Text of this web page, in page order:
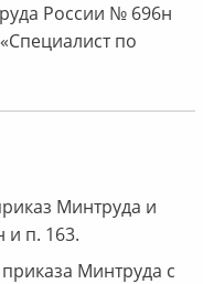
России № 696н
по
Минтруда и
п. 163.
Минтруда с